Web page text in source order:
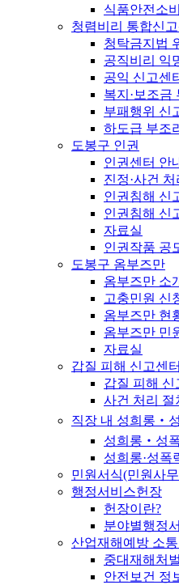
식품안전소
청렴비리 통합신
청탁금지법
공직비리 익
공익 신고센
복지·보조금
부패행위 신
하도급 부조
도봉구 인권
인권센터 안
진정·사건
인권침해 신
인권침해 신
자료실
인권작품 공
도봉구 옴부즈만
옴부즈만 소
고충민원 신
옴부즈만 현
옴부즈만 민
자료실
갑질 피해 신고센터
갑질 피해 신
사건 처리 절
직장 내 성희롱‧
성희롱‧성
성희롱·성폭
민원서식(민원사
행정서비스헌장
헌장이란?
분야별행정
산업재해예방 소
중대재해처
안전보건 정